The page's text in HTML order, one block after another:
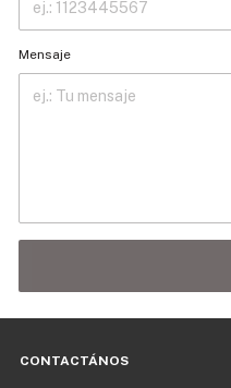
Mensaje
CONTACTÁNOS